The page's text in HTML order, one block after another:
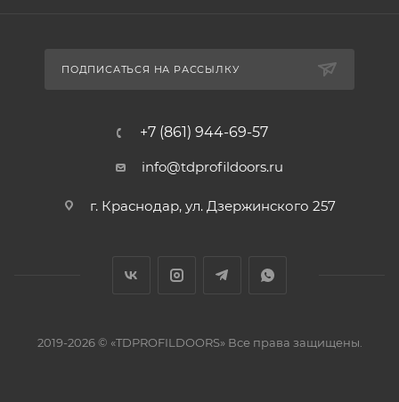
ПОДПИСАТЬСЯ НА РАССЫЛКУ
+7 (861) 944-69-57
info@tdprofildoors.ru
г. Краснодар, ул. Дзержинского 257
2019-2026 © «TDPROFILDOORS» Все права защищены.